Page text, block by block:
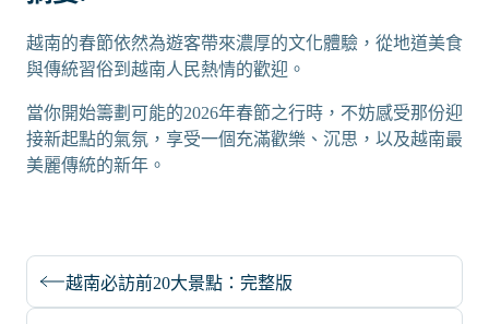
越南的春節依然為遊客帶來濃厚的文化體驗，從地道美食
與傳統習俗到越南人民熱情的歡迎。
當你開始籌劃可能的2026年春節之行時，不妨感受那份迎
接新起點的氣氛，享受一個充滿歡樂、沉思，以及越南最
美麗傳統的新年。
越南必訪前20大景點：完整版